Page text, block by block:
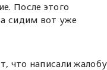
После этого
сидим вот уже
что написали жалобу